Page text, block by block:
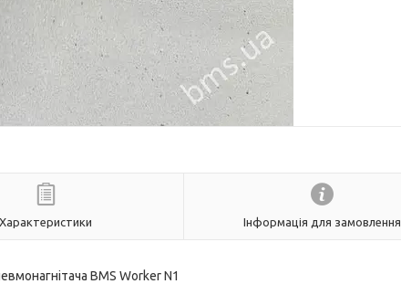
Характеристики Інформація для замовлення
BMS Worker N1